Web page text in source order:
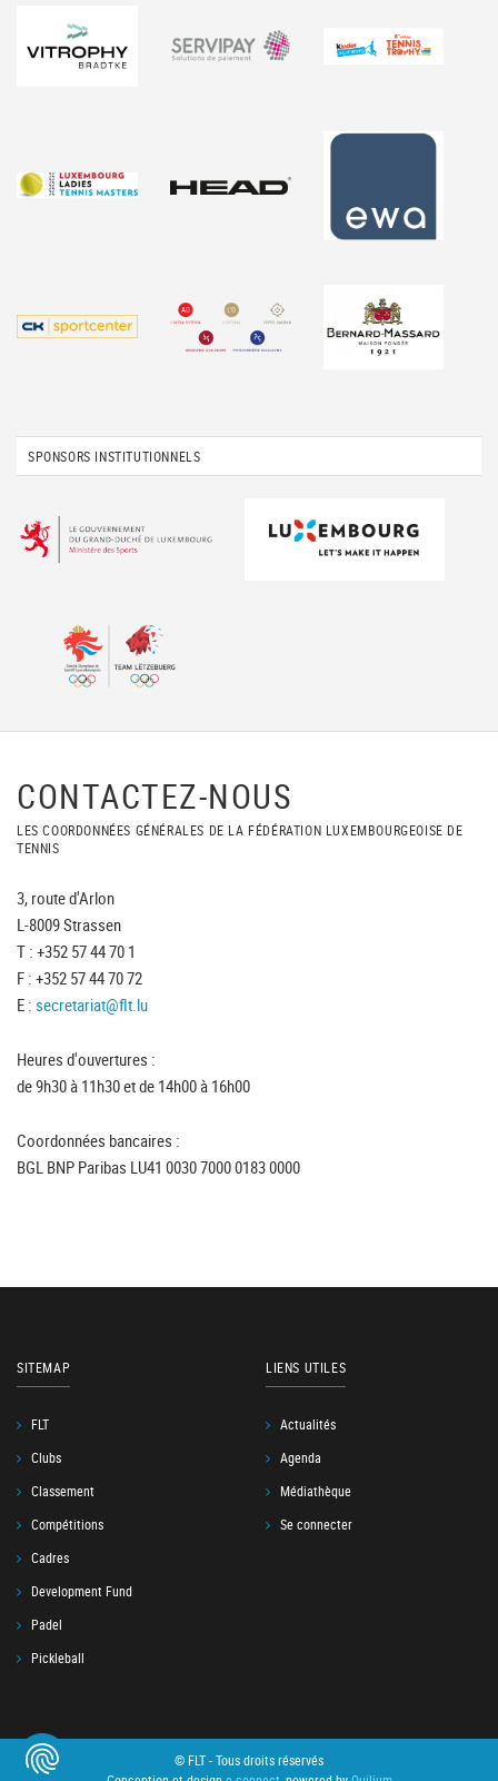
SPONSORS INSTITUTIONNELS
CONTACTEZ-NOUS
LES COORDONNÉES GÉNÉRALES DE LA FÉDÉRATION LUXEMBOURGEOISE DE
TENNIS
3, route d'Arlon
L-8009 Strassen
T : +352 57 44 70 1
F : +352 57 44 70 72
E : secretariat@flt.lu
Heures d'ouvertures :
de 9h30 à 11h30 et de 14h00 à 16h00
Coordonnées bancaires :
BGL BNP Paribas LU41 0030 7000 0183 0000
SITEMAP
FLT
Clubs
Classement
Compétitions
Cadres
Development Fund
Padel
Pickleball
LIENS UTILES
Actualités
Agenda
Médiathèque
Se connecter
© FLT - Tous droits réservés